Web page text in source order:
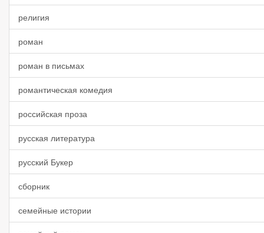
религия
роман
роман в письмах
романтическая комедия
российская проза
русская литература
русский Букер
сборник
семейные истории